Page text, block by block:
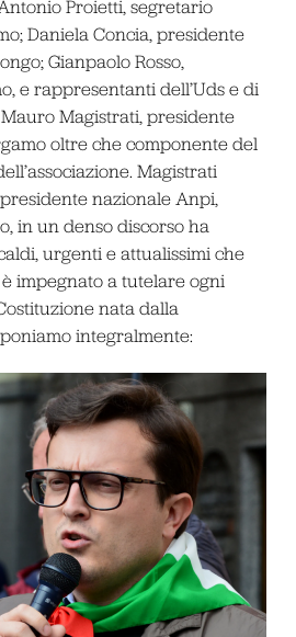
Proietti, segretario
Daniela Concia, presidente
Gianpaolo Rosso,
e rappresentanti dell’Uds e di
Magistrati, presidente
oltre che componente del
Magistrati
nazionale Anpi,
in un denso discorso ha
urgenti e attualissimi che
impegnato a tutelare ogni
nata dalla
integralmente: